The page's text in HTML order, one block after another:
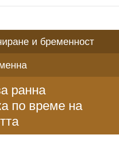
и бременност
ранна
по време на